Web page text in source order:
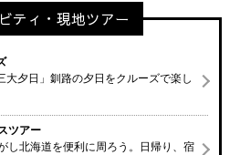
ティ・現地ツアー
大夕日」釧路の夕日をクルーズで楽し
ツアー
し北海道を便利に周ろう。日帰り、宿